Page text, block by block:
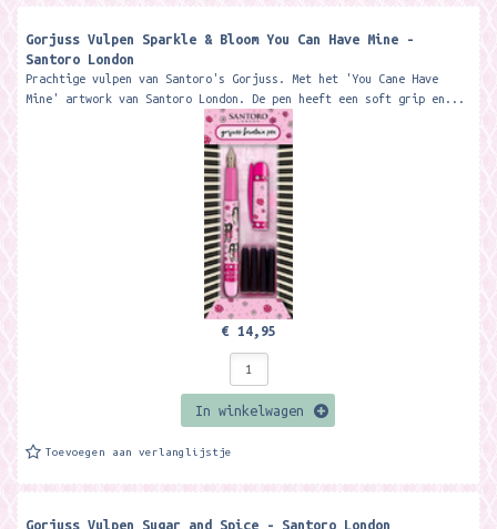
Gorjuss Vulpen Sparkle & Bloom You Can Have Mine -
Santoro London
Prachtige vulpen van Santoro's Gorjuss. Met het 'You Cane Have
Mine' artwork van Santoro London. De pen heeft een soft grip en...
€ 14,95
In winkelwagen
Toevoegen aan verlanglijstje
Gorjuss Vulpen Sugar and Spice - Santoro London